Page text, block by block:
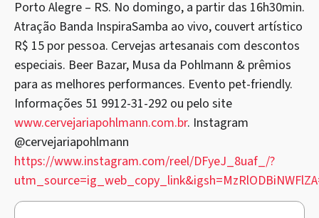
Porto Alegre – RS. No domingo, a partir das 16h30min.
Atração Banda InspiraSamba ao vivo, couvert artístico
R$ 15 por pessoa. Cervejas artesanais com descontos
especiais. Beer Bazar, Musa da Pohlmann & prêmios
para as melhores performances. Evento pet-friendly.
Informações 51 9912-31-292 ou pelo site
www.cervejariapohlmann.com.br. Instagram
@cervejariapohlmann
https://www.instagram.com/reel/DFyeJ_8uaf_/?